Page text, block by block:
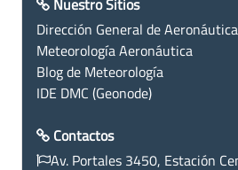
Nuestro Sitios
Dirección General de Aeronáutica
Meteorología Aeronáutica
Blog de Meteorología
IDE DMC (Geonode)
Contactos
Av. Portales 3450, Estación